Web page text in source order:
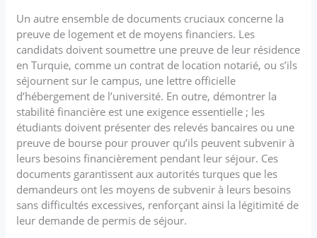
Un autre ensemble de documents cruciaux concerne la
preuve de logement et de moyens financiers. Les
candidats doivent soumettre une preuve de leur résidence
en Turquie, comme un contrat de location notarié, ou s’ils
séjournent sur le campus, une lettre officielle
d’hébergement de l’université. En outre, démontrer la
stabilité financière est une exigence essentielle ; les
étudiants doivent présenter des relevés bancaires ou une
preuve de bourse pour prouver qu’ils peuvent subvenir à
leurs besoins financièrement pendant leur séjour. Ces
documents garantissent aux autorités turques que les
demandeurs ont les moyens de subvenir à leurs besoins
sans difficultés excessives, renforçant ainsi la légitimité de
leur demande de permis de séjour.